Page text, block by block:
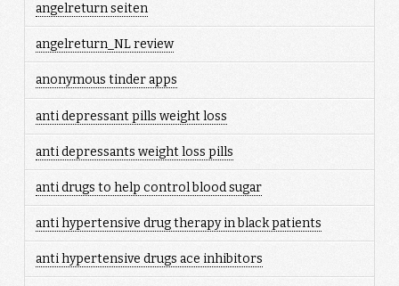
angelreturn seiten
angelreturn_NL review
anonymous tinder apps
anti depressant pills weight loss
anti depressants weight loss pills
anti drugs to help control blood sugar
anti hypertensive drug therapy in black patients
anti hypertensive drugs ace inhibitors